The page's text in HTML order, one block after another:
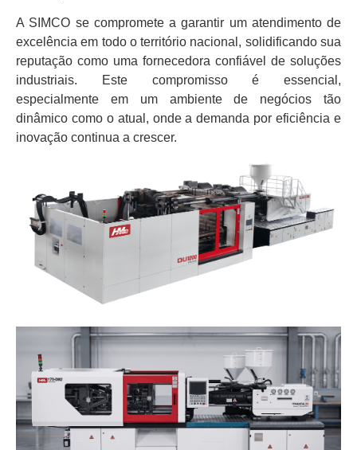
A SIMCO se compromete a garantir um atendimento de
excelência em todo o território nacional, solidificando sua
reputação como uma fornecedora confiável de soluções
industriais. Este compromisso é essencial,
especialmente em um ambiente de negócios tão
dinâmico como o atual, onde a demanda por eficiência e
inovação continua a crescer.